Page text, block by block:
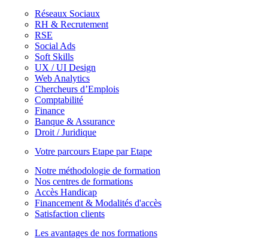
Réseaux Sociaux
RH & Recrutement
RSE
Social Ads
Soft Skills
UX / UI Design
Web Analytics
Chercheurs d’Emplois
Comptabilité
Finance
Banque & Assurance
Droit / Juridique
Votre parcours Etape par Etape
Notre méthodologie de formation
Nos centres de formations
Accès Handicap
Financement & Modalités d'accès
Satisfaction clients
Les avantages de nos formations